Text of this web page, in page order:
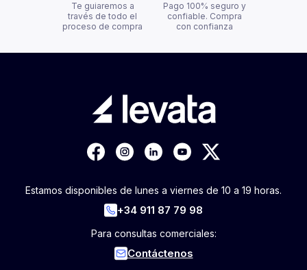
Te guiaremos a
través de todo el
proceso de compra
Pago 100% seguro y
confiable. Compra
con confianza
Estamos disponibles de lunes a viernes de 10 a 19 horas.
+34 911 87 79 98
Para consultas comerciales:
Contáctenos